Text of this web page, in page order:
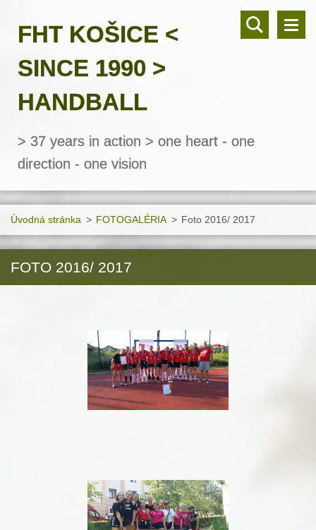
FHT KOŠICE <
SINCE 1990 >
HANDBALL
> 37 years in action > one heart - one
direction - one vision
Úvodná stránka > FOTOGALÉRIA > Foto 2016/ 2017
FOTO 2016/ 2017